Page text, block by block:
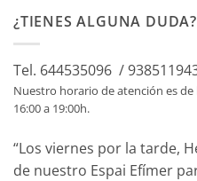
¿TIENES ALGUNA
Tel. 644535096 /
Nuestro horario de atención es de
16:00 a 19:00h.
“Los viernes por la tarde,
de nuestro Espai Efímer